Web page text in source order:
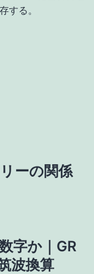
する。
ーの関係
字か｜GR
波換算